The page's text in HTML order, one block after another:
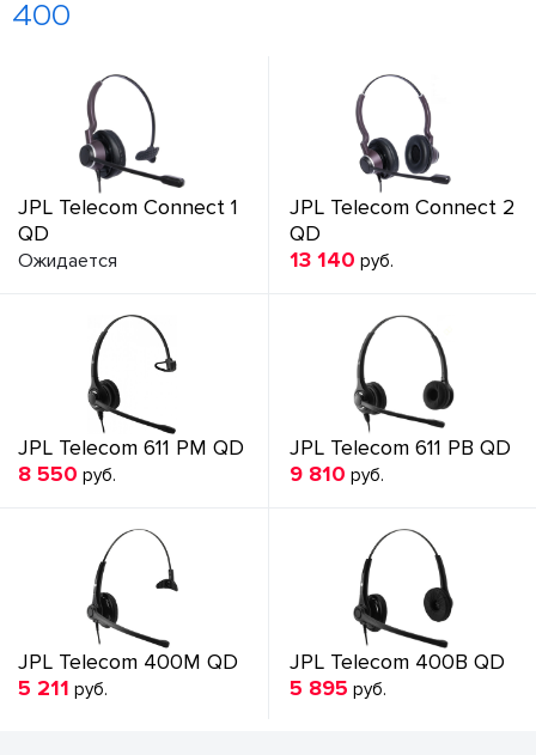
400
JPL Telecom Connect 1
QD
Ожидается
JPL Telecom Connect 2
QD
13 140 руб.
JPL Telecom 611 PM QD
8 550 руб.
JPL Telecom 611 PB QD
9 810 руб.
JPL Telecom 400M QD
5 211 руб.
JPL Telecom 400B QD
5 895 руб.